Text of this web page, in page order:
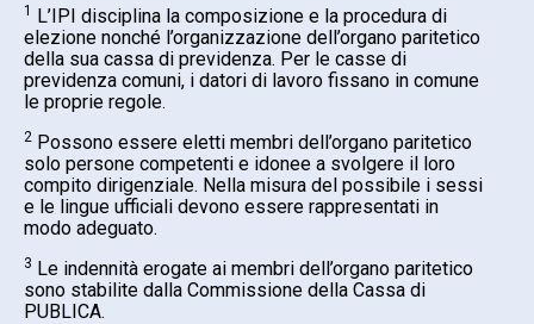
1 L’IPI disciplina la composizione e la procedura di
elezione nonché l’organizzazione dell’organo paritetico
della sua cassa di previdenza. Per le casse di
previdenza comuni, i datori di lavoro fissano in comune
le proprie regole.
2 Possono essere eletti membri dell’organo paritetico
solo persone competenti e idonee a svolgere il loro
compito dirigenziale. Nella misura del possibile i sessi
e le lingue ufficiali devono essere rappresentati in
modo adeguato.
3 Le indennità erogate ai membri dell’organo paritetico
sono stabilite dalla Commissione della Cassa di
PUBLICA.